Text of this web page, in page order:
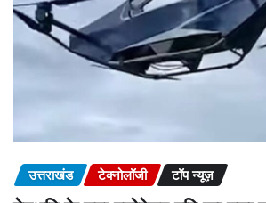
उत्तराखंड टेक्नोलॉजी टॉप न्यूज़